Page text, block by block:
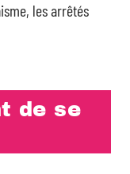
les arrêtés
de se